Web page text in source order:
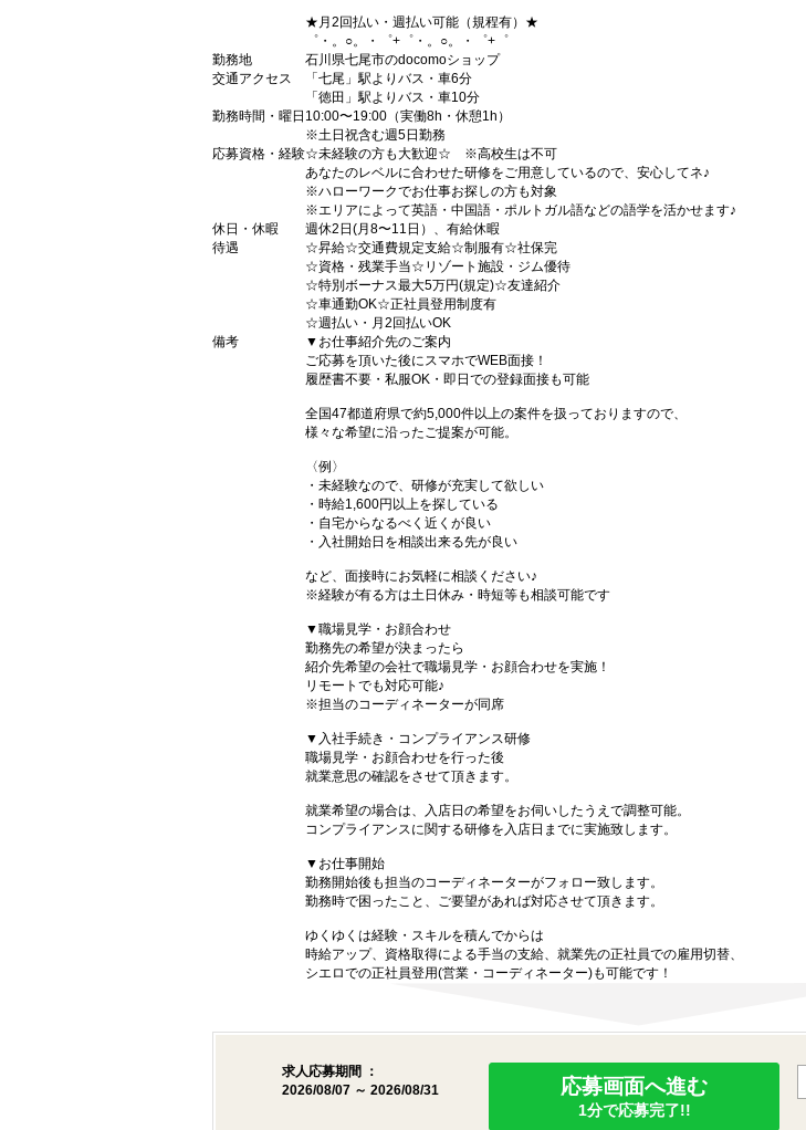
★月2回払い・週払い可能（規程有）★
゜・。○。・゜+゜・。○。・゜+゜
勤務地
石川県七尾市のdocomoショップ
交通アクセス
「七尾」駅よりバス・車6分
「徳田」駅よりバス・車10分
勤務時間・曜日 10:00〜19:00（実働8h・休憩1h）
※土日祝含む週5日勤務
応募資格・経験☆未経験の方も大歓迎☆ ※高校生は不可
あなたのレベルに合わせた研修をご用意しているので、安心してネ♪
※ハローワークでお仕事お探しの方も対象
※エリアによって英語・中国語・ポルトガル語などの語学を活かせます♪
休日・休暇
週休2日(月8〜11日）、有給休暇
待遇
☆昇給☆交通費規定支給☆制服有☆社保完
☆資格・残業手当☆リゾート施設・ジム優待
☆特別ボーナス最大5万円(規定)☆友達紹介
☆車通勤OK☆正社員登用制度有
☆週払い・月2回払いOK
備考
▼お仕事紹介先のご案内
ご応募を頂いた後にスマホでWEB面接！
履歴書不要・私服OK・即日での登録面接も可能
全国47都道府県で約5,000件以上の案件を扱っておりますので、
様々な希望に沿ったご提案が可能。
〈例〉
・未経験なので、研修が充実して欲しい
・時給1,600円以上を探している
・自宅からなるべく近くが良い
・入社開始日を相談出来る先が良い
など、面接時にお気軽に相談ください♪
※経験が有る方は土日休み・時短等も相談可能です
▼職場見学・お顔合わせ
勤務先の希望が決まったら
紹介先希望の会社で職場見学・お顔合わせを実施！
リモートでも対応可能♪
※担当のコーディネーターが同席
▼入社手続き・コンプライアンス研修
職場見学・お顔合わせを行った後
就業意思の確認をさせて頂きます。
就業希望の場合は、入店日の希望をお伺いしたうえで調整可能。
コンプライアンスに関する研修を入店日までに実施致します。
▼お仕事開始
勤務開始後も担当のコーディネーターがフォロー致します。
勤務時で困ったこと、ご要望があれば対応させて頂きます。
ゆくゆくは経験・スキルを積んでからは
時給アップ、資格取得による手当の支給、就業先の正社員での雇用切替、
シエロでの正社員登用(営業・コーディネーター)も可能です！
求人応募期間 ：
2026/08/07 ～ 2026/08/31
応募画面へ進む
1分で応募完了!!